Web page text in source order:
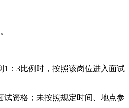
：3比例时，按照该岗位进入面试
资格；未按照规定时间、地点参